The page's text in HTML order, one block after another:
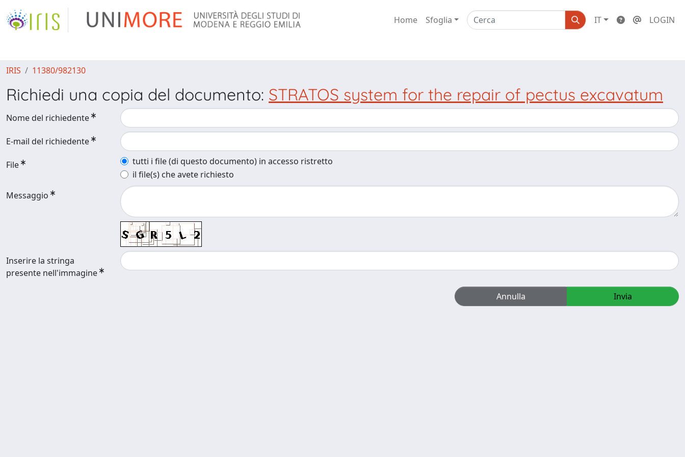
Home Sfoglia IT LOGIN
IRIS 11380/982130
Richiedi una copia del documento: STRATOS system for the repair of pectus excavatum
Nome del richiedente
E-mail del richiedente
File
tutti i file (di questo documento) in accesso ristretto
il file(s) che avete richiesto
Messaggio
Inserire la stringa
presente nell'immagine
Annulla Invia